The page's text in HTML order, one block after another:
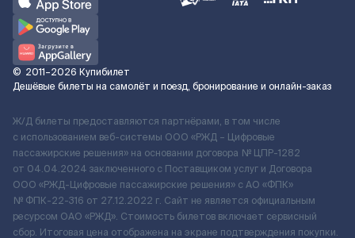
© 2011–2026 Купибилет
Дешёвые билеты на самолёт и поезд, бронирование и онлайн-заказ
Ж/Д билеты предоставляются партнёрами, в том числе
с использованием веб-системы ООО «РЖД – Цифровые
пассажирские решения» на основании договора № ЦПР-1282
от 04.04.2024 заключенного с Поставщиком услуг и Договора
ООО «РЖД-Цифровые пассажирские решения» c АО «ФПК»
№ ФПК-22-316 от 27.12.2022 г. Сайт не является официальным
ресурсом ОАО «РЖД». Стоимость билетов включает сервисный
сбор. Итоговая цена отображена на экране подтверждения покупки.